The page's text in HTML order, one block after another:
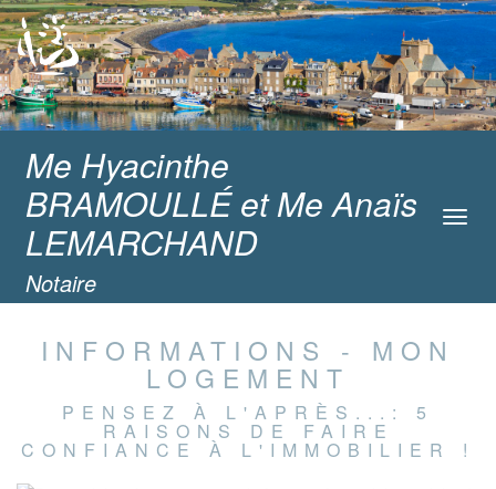
Me Hyacinthe
BRAMOULLÉ et Me Anaïs
LEMARCHAND
Notaire
INFORMATIONS - MON
LOGEMENT
PENSEZ À L'APRÈS...: 5
RAISONS DE FAIRE
CONFIANCE À L'IMMOBILIER !